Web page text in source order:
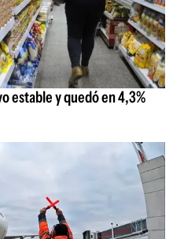
estable y quedó en 4,3%